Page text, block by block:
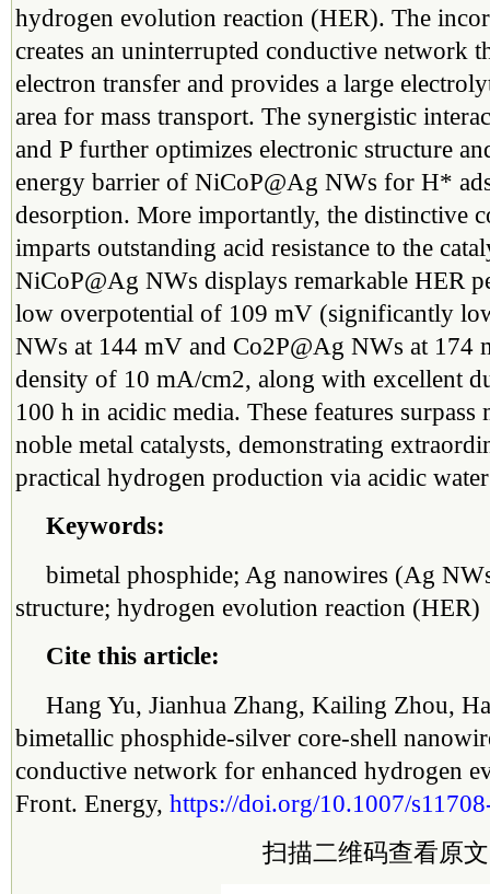
hydrogen evolution reaction (HER). The
creates an uninterrupted conductive network
electron transfer and provides a large
area for mass transport. The synergistic
and P further optimizes electronic structure
energy barrier of NiCoP@Ag NWs for H*
desorption. More importantly, the distinctive
imparts outstanding acid resistance to the
NiCoP@Ag NWs displays remarkable HER
low overpotential of 109 mV (significantly
NWs at 144 mV and Co2P@Ag NWs at 174
density of 10 mA/cm2, along with excellent
100 h in acidic media. These features surpass
noble metal catalysts, demonstrating
practical hydrogen production via acidic
Keywords:
bimetal phosphide; Ag nanowires (Ag
structure; hydrogen evolution reaction (HER)
Cite this article:
Hang Yu, Jianhua Zhang, Kailing Zhou,
bimetallic phosphide-silver core-shell
conductive network for enhanced hydrogen
Front. Energy, https://doi.org/10.1007/
扫描二维码查看原文